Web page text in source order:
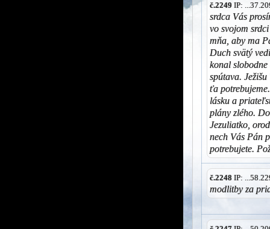
č.2249 IP:
srdca Vás
vo svojom
mňa, aby ma
Duch svätý
konal
spútava.
ťa
lásku a
plány zlého.
Jezuliatko,
nech Vás Pán
potrebujete.
č.2248 IP:
modlitby za